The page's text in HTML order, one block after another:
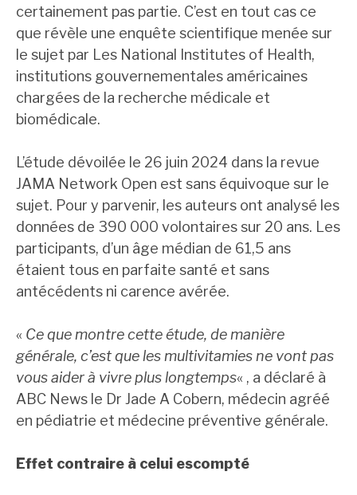
certainement pas partie. C’est en tout cas ce
que révèle une enquête scientifique menée sur
le sujet par Les National Institutes of Health,
institutions gouvernementales américaines
chargées de la recherche médicale et
biomédicale.
L’étude dévoilée le 26 juin 2024 dans la revue
JAMA Network Open est sans équivoque sur le
sujet. Pour y parvenir, les auteurs ont analysé les
données de 390 000 volontaires sur 20 ans. Les
participants, d’un âge médian de 61,5 ans
étaient tous en parfaite santé et sans
antécédents ni carence avérée.
« Ce que montre cette étude, de manière
générale, c’est que les multivitamies ne vont pas
vous aider à vivre plus longtemps« , a déclaré à
ABC News le Dr Jade A Cobern, médecin agréé
en pédiatrie et médecine préventive générale.
Effet contraire à celui escompté